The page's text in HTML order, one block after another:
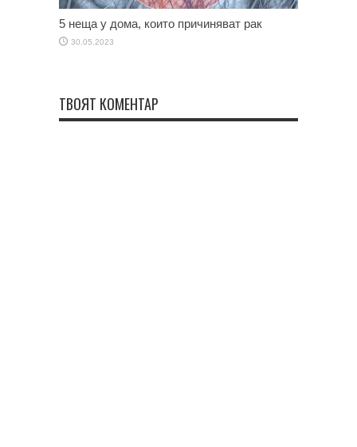
5 неща у дома, които причиняват рак
30.05.2023
ТВОЯТ КОМЕНТАР